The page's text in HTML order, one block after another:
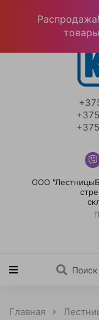
ООО
Главная
товары